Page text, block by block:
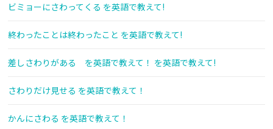
ビミョーにさわってくる を英語で教えて!
終わったことは終わったこと を英語で教えて!
差しさわりがある を英語で教えて！ を英語で教えて!
さわりだけ見せる を英語で教えて！
かんにさわる を英語で教えて！